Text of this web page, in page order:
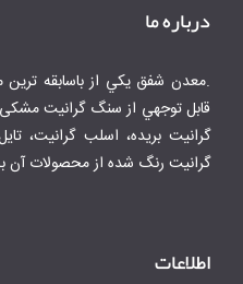
درباره ما
.معدن شفق يكي از باسابقه
قابل توجهي از سنگ گرانیت
گرانیت بریده، اسلب گرانیت،
گرانیت رنگ شده از محصولات آن
اطلاعات